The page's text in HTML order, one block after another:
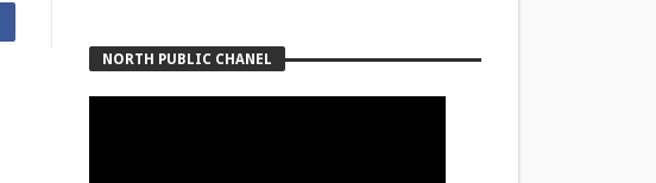
NORTH PUBLIC CHANEL